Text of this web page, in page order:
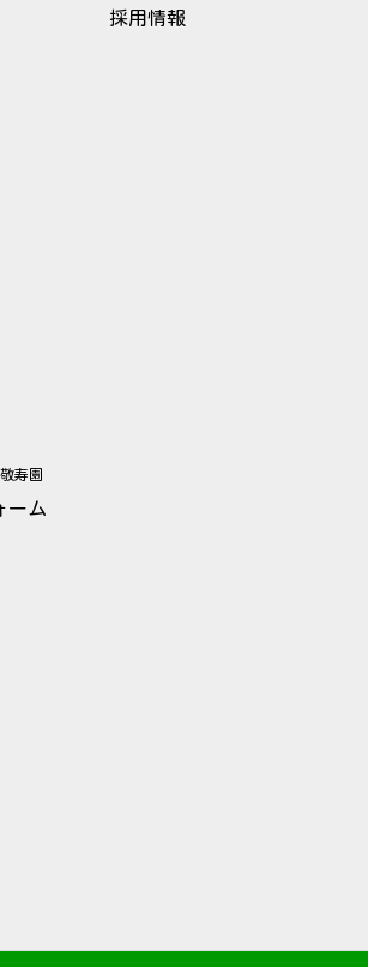
寿園
採用情報
ーム